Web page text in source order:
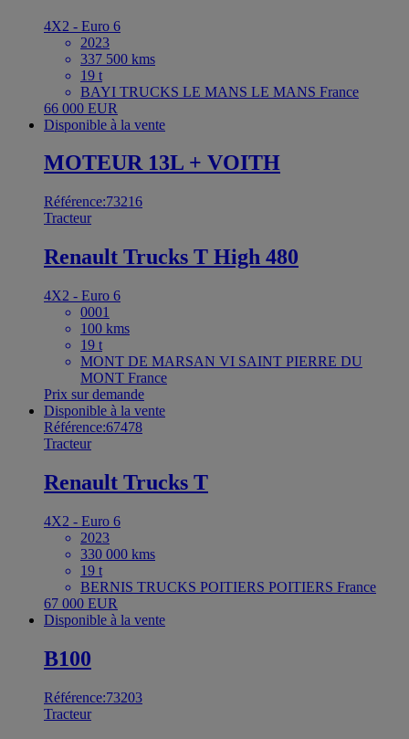
4X2 - Euro 6
2023
337 500 kms
19 t
BAYI TRUCKS LE MANS LE MANS France
66 000 EUR
Disponible à la vente
MOTEUR 13L + VOITH
Référence:73216
Tracteur
Renault Trucks T High 480
4X2 - Euro 6
0001
100 kms
19 t
MONT DE MARSAN VI SAINT PIERRE DU
MONT France
Prix sur demande
Disponible à la vente
Référence:67478
Tracteur
Renault Trucks T
4X2 - Euro 6
2023
330 000 kms
19 t
BERNIS TRUCKS POITIERS POITIERS France
67 000 EUR
Disponible à la vente
B100
Référence:73203
Tracteur